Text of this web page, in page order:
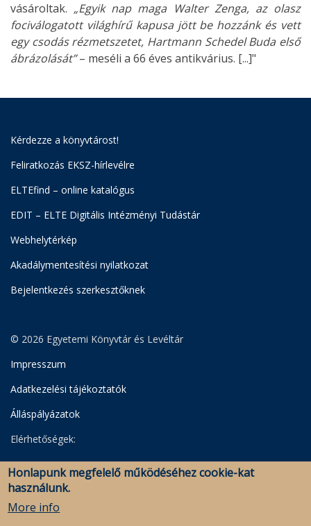
vásároltak. „Egyik nap maga Walter Zenga, az olasz
fociválogatott világhírű kapusa jött be hozzánk és vett
egy csodás rézmetszetet, Hartmann Schedel Buda első
ábrázolását”– meséli a 66 éves antikvárius. [...]"
Kérdezze a könyvtárost!
Feliratkozás EKSZ-hírlevélre
ELTEfind – online katalógus
EDIT – ELTE Digitális Intézményi Tudástár
Webhelytérkép
Akadálymentesítési nyilatkozat
Bejelentkezés szerkesztőknek
© 2026 Egyetemi Könyvtár és Levéltár
Impresszum
Adatkezelési tájékoztatók
Álláspályázatok
Elérhetőségek:
Egyetemi Könyvtár
Levéltár
Savaria Könyvtár és Levéltár (Szombathely)
Honlapunk megfelelő működéséhez cookie-kat
használunk.
More info